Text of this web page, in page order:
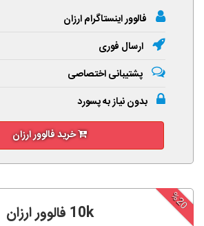
فالوور اینستاگرام ارزان
ارسال فوری
پشتیبانی اختصاصی
بدون نیاز به پسورد
خرید فالوور ارزان
%20
10k فالوور ارزان